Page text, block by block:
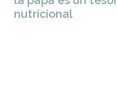
nutricional